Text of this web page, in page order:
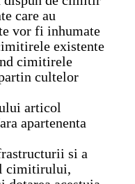
care au
vor fi inhumate
existente
cimitirele
cultelor
articol
apartenenta
si a
cimitirului,